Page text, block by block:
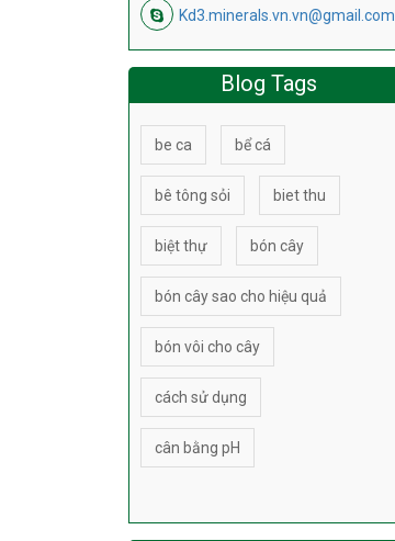
Kd3.minerals.vn.vn@gmail.com
Blog Tags
be ca bể cá
bê tông sỏi biet thu
biệt thự bón cây
bón cây sao cho hiệu quả
bón vôi cho cây
cách sử dụng
cân bằng pH